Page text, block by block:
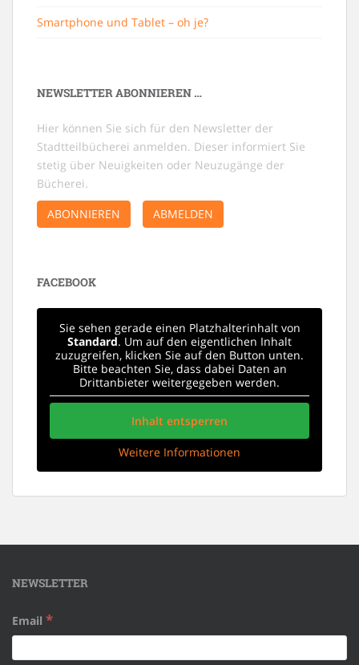
Smartphone und Tablet – oh je?
NEWSLETTER ABONNIEREN …
Hier können Sie sich für den Newsletter der
Stadtteilbücherei anmelden. Dieser informiert Sie
stetig über Neuigkeiten oder Neuzugänge der
Bücherei.
ABONNIEREN
ABMELDEN
FACEBOOK
Sie sehen gerade einen Platzhalterinhalt von
Standard. Um auf den eigentlichen Inhalt
zuzugreifen, klicken Sie auf den Button unten.
Bitte beachten Sie, dass dabei Daten an
Drittanbieter weitergegeben werden.
Inhalt entsperren
Weitere Informationen
NEWSLETTER
Email *